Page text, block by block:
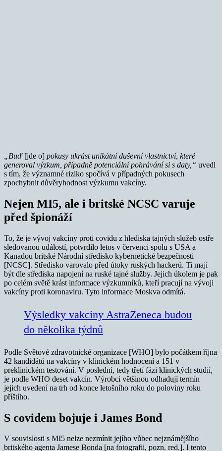
„Buď [jde o] pokusy ukrást unikátní duševní vlastnictví, které
generoval výzkum, případně potenciální pohrávání si s daty,“ uvedl
s tím, že významné riziko spočívá v případných pokusech
zpochybnit důvěryhodnost výzkumu vakcíny.
Nejen MI5, ale i britské NCSC varuje
před špionáží
To, že je vývoj vakcíny proti covidu z hlediska tajných služeb ostře
sledovanou událostí, potvrdilo letos v červenci spolu s USA a
Kanadou britské Národní středisko kybernetické bezpečnosti
[NCSC]. Středisko varovalo před útoky ruských hackerů. Ti mají
být dle střediska napojení na ruské tajné služby. Jejich úkolem je pak
po celém světě krást informace výzkumníků, kteří pracují na vývoji
vakcíny proti koronaviru. Tyto informace Moskva odmítá.
Výsledky vakcíny AstraZeneca budou
do několika týdnů
Podle Světové zdravotnické organizace [WHO] bylo počátkem října
42 kandidátů na vakcíny v klinickém hodnocení a 151 v
preklinickém testování. V poslední, tedy třetí fázi klinických studií,
je podle WHO deset vakcín. Výrobci většinou odhadují termín
jejich uvedení na trh od konce letošního roku do poloviny roku
příštího.
S covidem bojuje i James Bond
V souvislosti s MI5 nelze nezmínit jejího vůbec nejznámějšího
britského agenta Jamese Bonda [na fotografii, pozn. red.]. I tento